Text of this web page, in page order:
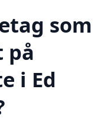
som
på
i Ed